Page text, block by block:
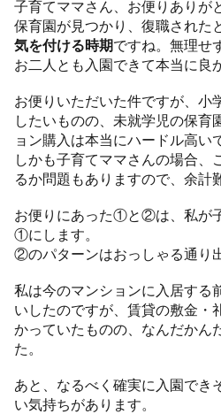
子育てママさん、お便りありが
保育園が見つかり、復職され
気を付ける時期ですね。無理せ
お二人とも入園できて本当に良
お便りいただいた件ですが、小
したいものの、未就学児の保育
ョン購入は本当にハードル高い
しかも子育てママさんの場合、
るか問題もありますので、余計
お便りにあった①と②は、私が
①にします。
②のパターンはおっしゃる通り
私は今のマンションに入居する
いしたのですが、賃貸の敷金
かっていたものの、なんだかん
た。
あと、なるべく確実に入園でき
い気持ちがあります。